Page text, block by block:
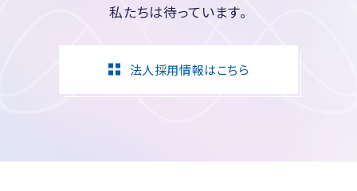
私たちは待っています。
法人採用情報はこちら